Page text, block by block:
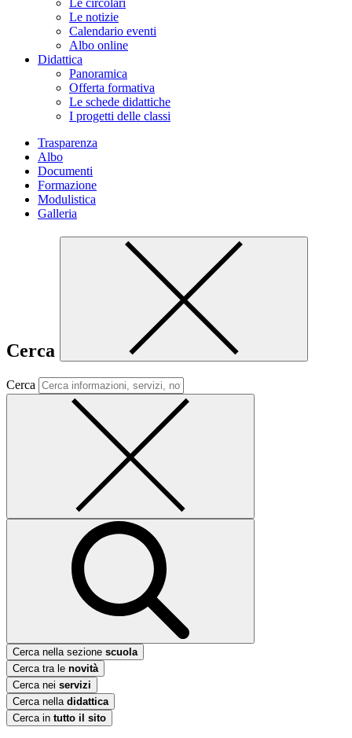
Le circolari
Le notizie
Calendario eventi
Albo online
Didattica
Panoramica
Offerta formativa
Le schede didattiche
I progetti delle classi
Trasparenza
Albo
Documenti
Formazione
Modulistica
Galleria
Cerca
Cerca
Cerca nella sezione scuola
Cerca tra le novità
Cerca nei servizi
Cerca nella didattica
Cerca in tutto il sito